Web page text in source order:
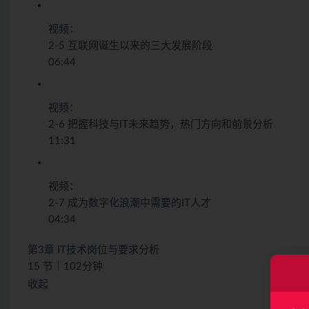
视频：
2-5 互联网诞生以来的三大发展阶段
06:44
视频：
2-6 把握科技与IT未来趋势，热门方向和前景分析
11:31
视频：
2-7 成为数字化浪潮中需要的IT人才
04:34
第3章 IT技术岗位与要求分析
15 节｜102分钟
收起